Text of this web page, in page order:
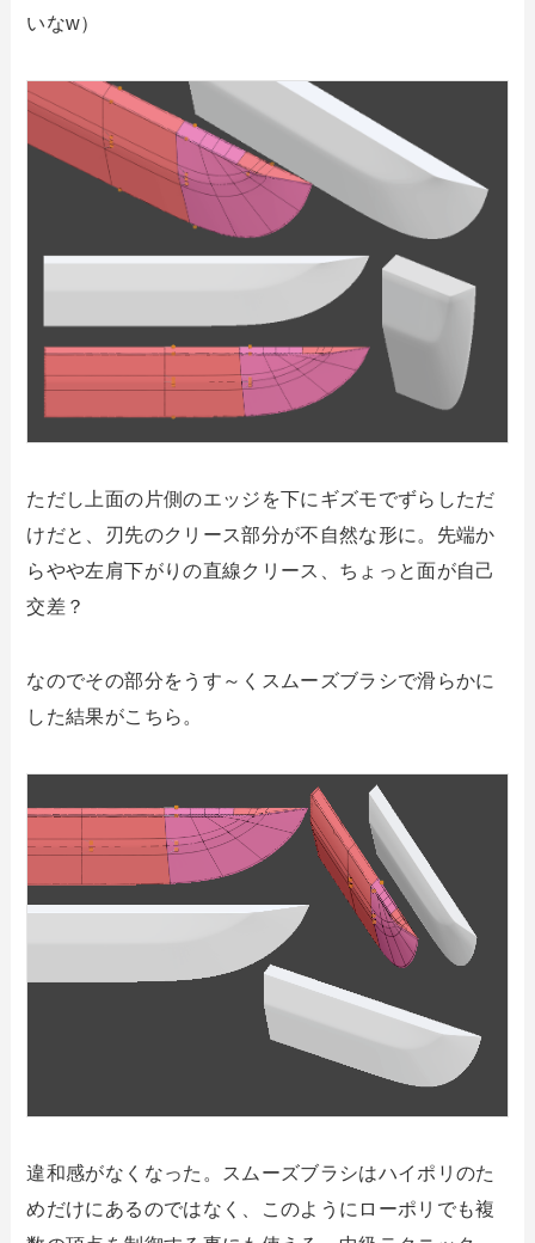
いなw）
ただし上面の片側のエッジを下にギズモでずらしただ
けだと、刃先のクリース部分が不自然な形に。先端か
らやや左肩下がりの直線クリース、ちょっと面が自己
交差？
なのでその部分をうす～くスムーズブラシで滑らかに
した結果がこちら。
違和感がなくなった。スムーズブラシはハイポリのた
めだけにあるのではなく、このようにローポリでも複